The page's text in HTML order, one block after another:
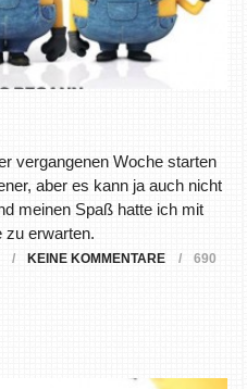
vergangenen Woche starten
aber es kann ja auch nicht
meinen Spaß hatte ich mit
zu erwarten.
KEINE KOMMENTARE
690